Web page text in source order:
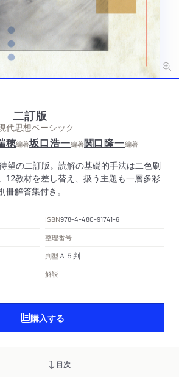
二訂版
思想ベーシック
穂編著坂口浩一編著関口隆一編著
待望の二訂版。読解の基礎的手法は二色刷
12教材を差し替え、扱う主題も一層多彩
解答集付き。
ISBN978-4-480-91741-6
整理番号
判型 Ａ５判
解説
購入する
目次